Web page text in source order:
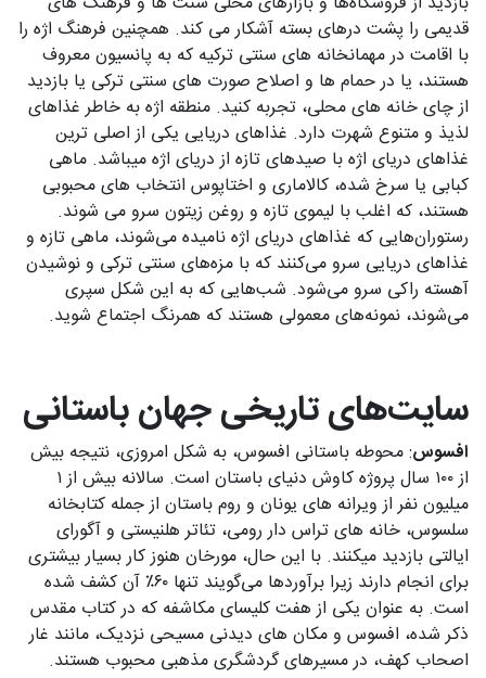
قدیمی را پشت درهای بسته آشکار می کند. همچنین فرهنگ اژه را
با اقامت در مهمانخانه های سنتی ترکیه که به پانسیون معروف
هستند، یا در حمام ها و اصلاح صورت های سنتی ترکی یا بازدید
از چای خانه های محلی، تجربه کنید. منطقه اژه به خاطر غذاهای
لذیذ و متنوع شهرت دارد. غذاهای دریایی یکی از اصلی ترین
غذاهای دریای اژه با صیدهای تازه از دریای اژه میباشد. ماهی
کبابی یا سرخ شده، کالاماری و اختاپوس انتخاب های محبوبی
هستند، که اغلب با لیموی تازه و روغن زیتون سرو می شوند.
رستوران‌هایی که غذاهای دریای اژه نامیده می‌شوند، ماهی تازه و
غذاهای دریایی سرو می‌کنند که با مزه‌های سنتی ترکی و نوشیدن
آهسته راکی سرو می‌شود. شب‌هایی که به این شکل سپری
می‌شوند، نمونه‌های معمولی هستند که همرنگ اجتماع شوید.
سایت‌های تاریخی جهان باستانی
افسوس: محوطه باستانی افسوس، به شکل امروزی، نتیجه بیش
از ۱۰۰ سال پروژه کاوش دنیای باستان است. سالانه بیش از ۱
میلیون نفر از ویرانه های یونان و روم باستان از جمله کتابخانه
سلسوس، خانه های تراس دار رومی، تئاتر هلنیستی و آگورای
ایالتی بازدید میکنند. با این حال، مورخان هنوز کار بسیار بیشتری
برای انجام دارند زیرا برآوردها می‌گویند تنها ۶۰٪ آن کشف شده
است. به عنوان یکی از هفت کلیسای مکاشفه که در کتاب مقدس
ذکر شده، افسوس و مکان های دیدنی مسیحی نزدیک، مانند غار
اصحاب کهف، در مسیرهای گردشگری مذهبی محبوب هستند.